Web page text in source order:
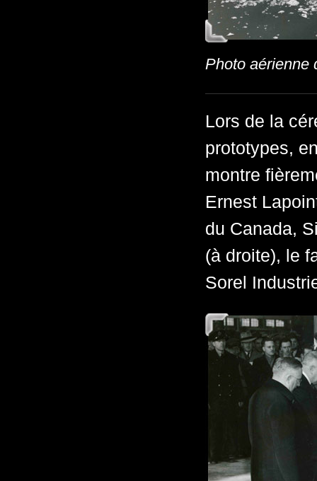
Photo aérienne
Lors de la
prototypes,
montre
Ernest
du Canada,
(à droite), le
Sorel